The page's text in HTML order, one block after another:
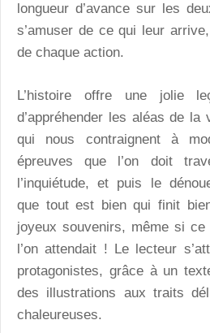
longueur d’avance sur les
s’amuser de ce qui leur
de chaque action.
L’histoire offre une jolie
d’appréhender les aléas de
qui nous contraignent à
épreuves que l’on doit
l’inquiétude, et puis le
que tout est bien qui finit
joyeux souvenirs, même si
l’on attendait ! Le lecteur
protagonistes, grâce à un
des illustrations aux traits
chaleureuses.